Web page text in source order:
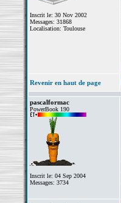
Inscrit le: 30 Nov 2002
Messages: 31868
Localisation: Toulouse
Revenir en haut de page
pascalformac
PowerBook 190
Inscrit le: 04 Sep 2004
Messages: 3734